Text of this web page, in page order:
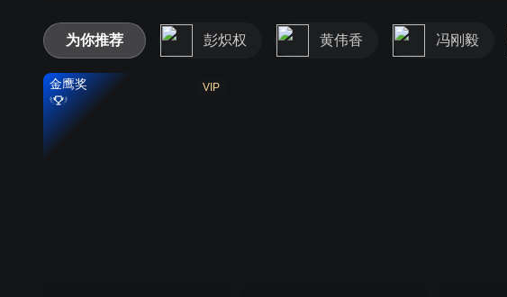
为你推荐 彭炽权 黄伟香 冯刚毅
VIP
金鹰奖